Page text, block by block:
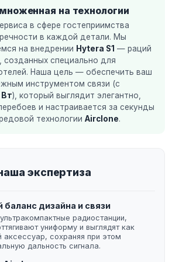
на технологии
в сфере гостеприимства
в каждой детали. Мы
на внедрении Hytera S1 — раций
созданных специально для
Наша цель — обеспечить ваш
инструментом связи (с
), который выглядит элегантно,
и настраивается за секунды
технологии Airclone.
экспертиза
дизайна и связи
радиостанции,
униформу и выглядят как
аксессуар, сохраняя при этом
дальность сигнала.